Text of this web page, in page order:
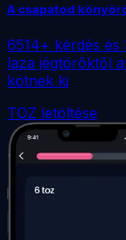
A csapatod
6514+ kérdés és
laza jégtörőktől
kötnek ki
TOZ letöltése